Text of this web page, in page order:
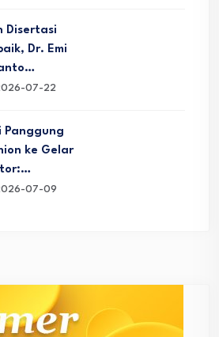
Disertasi
Dr. Emi
07-22
Panggung
ke Gelar
07-09